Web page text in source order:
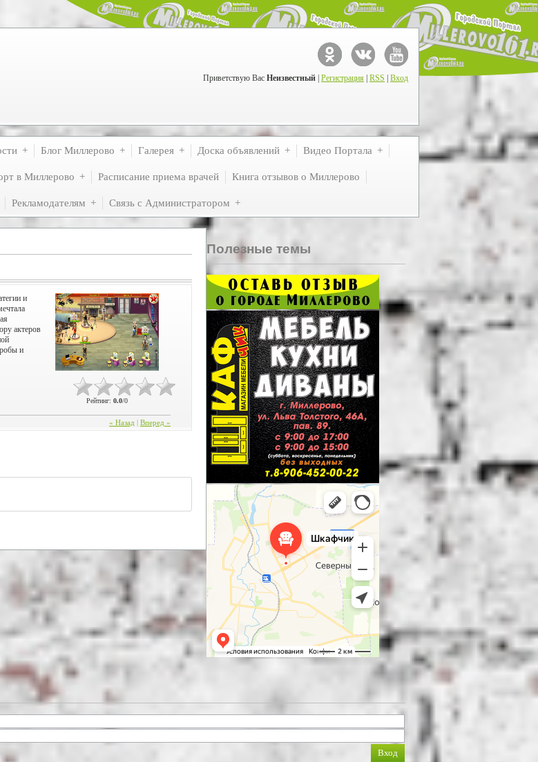
Приветствую Вас Неизвестный Регистрация RSS Вход
Блог Миллерово Галерея Доска объявлений Видео Портала
в Миллерово Расписание приема врачей Книга отзывов о Миллерово
Рекламодателям Связь с Администратором
и
актеров
и
Рейтинг: 0.0/0
« Назад Вперед »
Полезные темы